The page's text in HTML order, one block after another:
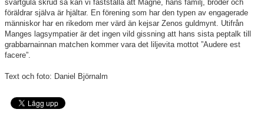
svartgula skrud så kan vi fastställa att Magne, hans familj, bröder och
föräldrar själva är hjältar. En förening som har den typen av engagerade
människor har en rikedom mer värd än kejsar Zenos guldmynt. Utifrån
Manges lagsympatier är det ingen vild gissning att hans sista peptalk till
grabbarnainnan matchen kommer vara det liljevita mottot ”Audere est
facere”.
Text och foto: Daniel Björnalm